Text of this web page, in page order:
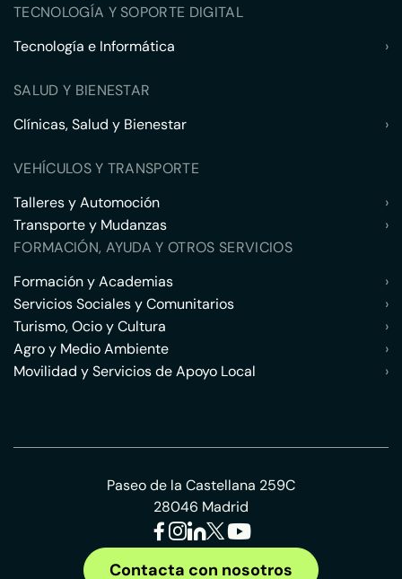
TECNOLOGÍA Y SOPORTE DIGITAL
Tecnología e Informática
›
SALUD Y BIENESTAR
Clínicas, Salud y Bienestar
›
VEHÍCULOS Y TRANSPORTE
Talleres y Automoción
›
Transporte y Mudanzas
›
FORMACIÓN, AYUDA Y OTROS SERVICIOS
Formación y Academias
›
Servicios Sociales y Comunitarios
›
Turismo, Ocio y Cultura
›
Agro y Medio Ambiente
›
Movilidad y Servicios de Apoyo Local
›
Paseo de la Castellana 259C
28046 Madrid
Contacta con nosotros